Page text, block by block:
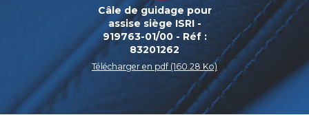
Câle de guidage pour
assise siège ISRI -
919763-01/00 - Réf :
83201262
Télécharger en pdf (160.28 Ko)